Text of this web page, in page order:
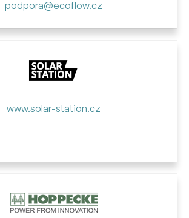
podpora@ecoflow.cz
www.solar-station.cz